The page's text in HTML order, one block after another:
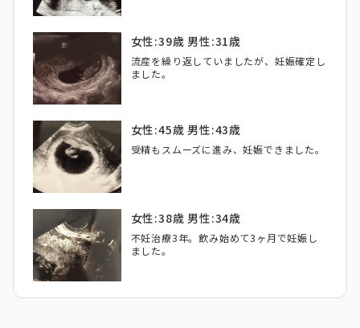
女性:39歳 男性:31歳
流産を繰り返していましたが、妊娠確定し
ました。
女性:45歳 男性:43歳
受精もスムーズに進み、妊娠できました。
女性:38歳 男性:34歳
不妊治療3年。飲み始めて3ヶ月で妊娠し
ました。